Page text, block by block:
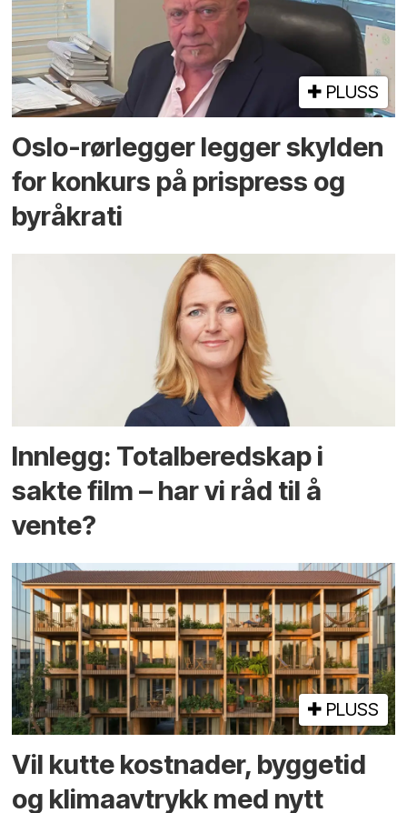
PLUSS
Oslo-rørlegger legger skylden
for konkurs på prispress og
byråkrati
Innlegg: Totalberedskap i
sakte film – har vi råd til å
vente?
PLUSS
Vil kutte kostnader, byggetid
og klima­avtrykk med nytt